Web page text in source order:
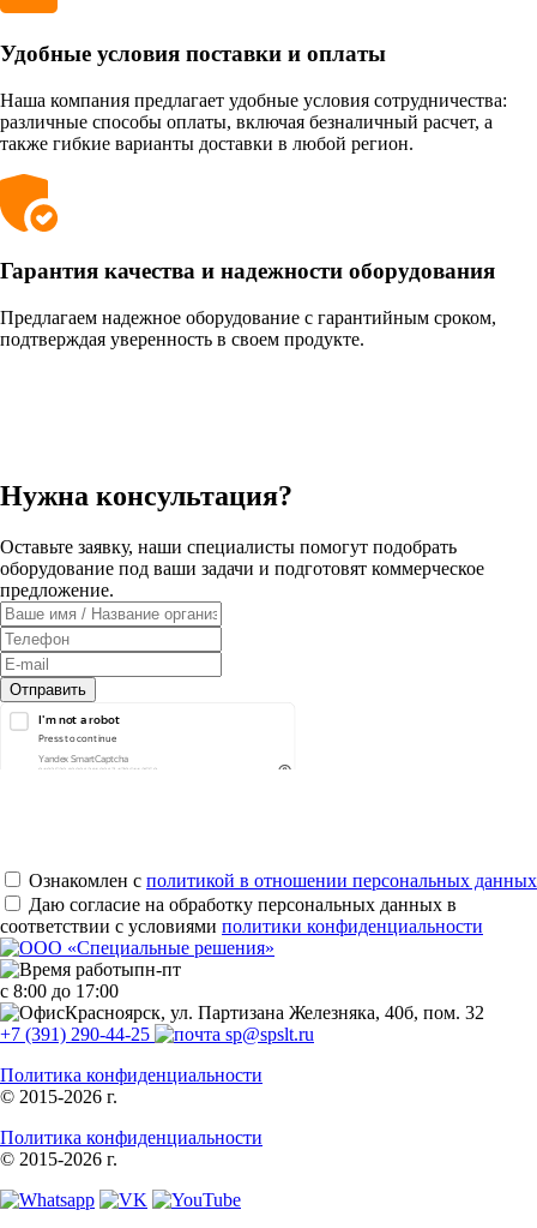
Удобные условия поставки и оплаты
Наша компания предлагает удобные условия сотрудничества:
различные способы оплаты, включая безналичный расчет, а
также гибкие варианты доставки в любой регион.
Гарантия качества и надежности оборудования
Предлагаем надежное оборудование с гарантийным сроком,
подтверждая уверенность в своем продукте.
Нужна консультация?
Оставьте заявку, наши специалисты помогут подобрать
оборудование под ваши задачи и подготовят коммерческое
предложение.
Ознакомлен с политикой в отношении персональных данных
Даю согласие на обработку персональных данных в
соответствии с условиями политики конфиденциальности
пн-пт
с 8:00 до 17:00
Красноярск, ул. Партизана Железняка, 40б, пом. 32
+7 (391) 290-44-25
sp@spslt.ru
Политика конфиденциальности
© 2015-2026 г.
Политика конфиденциальности
© 2015-2026 г.